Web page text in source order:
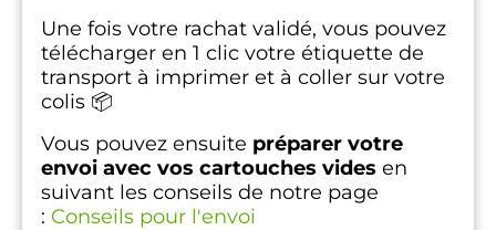
Une fois votre rachat validé, vous pouvez
télécharger en 1 clic votre étiquette de
transport à imprimer et à coller sur votre
colis 📦
Vous pouvez ensuite préparer votre
envoi avec vos cartouches vides en
suivant les conseils de notre page
: Conseils pour l'envoi